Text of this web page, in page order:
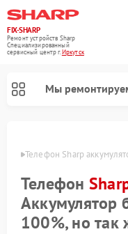
FIX-SHARP
Ремонт устройств Sharp
Специализированный
cервисный центр г.Иркутск
Мы
Телефон Sharp
Телефон
Аккумулятор
100%, но так